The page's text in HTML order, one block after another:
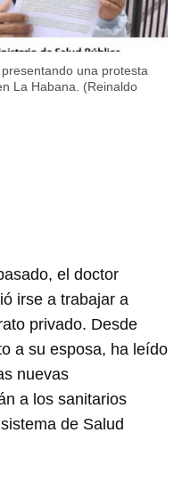
una protesta
La Habana. (Reinaldo
el doctor
irse a trabajar a
privado. Desde
a su esposa, ha leído
nuevas
a los sanitarios
de Salud